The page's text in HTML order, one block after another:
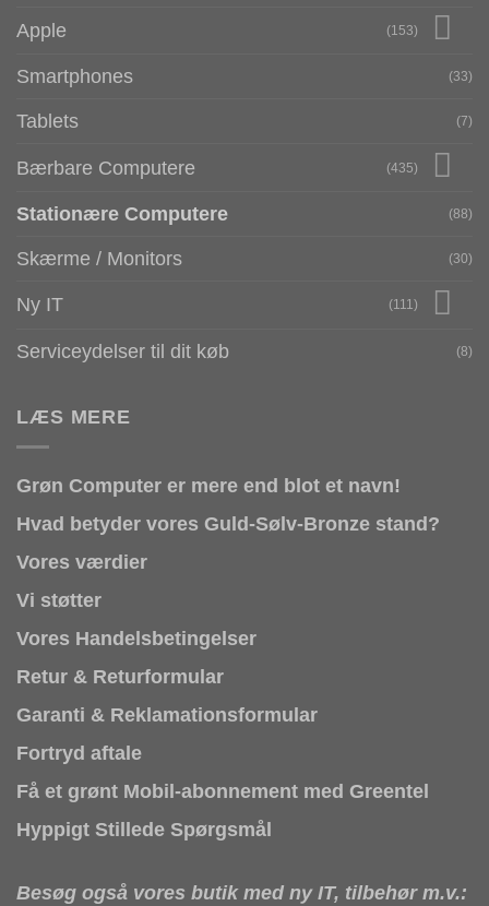
Apple (153)
Smartphones (33)
Tablets (7)
Bærbare Computere (435)
Stationære Computere (88)
Skærme / Monitors (30)
Ny IT (111)
Serviceydelser til dit køb (8)
LÆS MERE
Grøn Computer er mere end blot et navn!
Hvad betyder vores Guld-Sølv-Bronze stand?
Vores værdier
Vi støtter
Vores Handelsbetingelser
Retur & Returformular
Garanti & Reklamationsformular
Fortryd aftale
Få et grønt Mobil-abonnement med Greentel
Hyppigt Stillede Spørgsmål
Besøg også vores butik med ny IT, tilbehør m.v.: